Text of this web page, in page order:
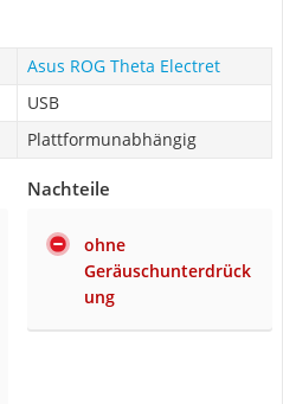
Asus ROG Theta Electret
USB
Plattformunabhängig
Nachteile
ohne
Geräuschunterdrück
ung